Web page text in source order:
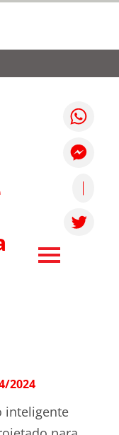
2024
inteligente